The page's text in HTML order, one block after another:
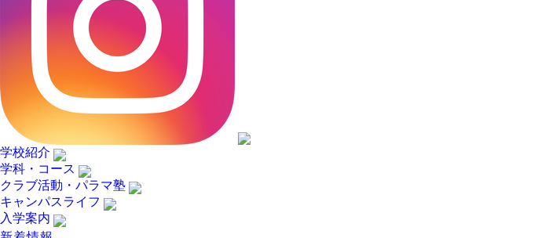
学校紹介
学科・コース
クラブ活動・パラマ塾
キャンパスライフ
入学案内